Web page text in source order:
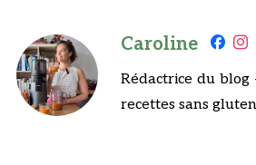
Caroline
Rédactrice du
recettes sans